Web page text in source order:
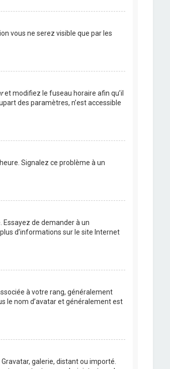
vous ne serez visible que par les
et modifiez le fuseau horaire afin qu’il
des paramètres, n’est accessible
Signalez ce problème à un
Essayez de demander à un
d’informations sur le site Internet
à votre rang, généralement
le nom d’avatar et généralement est
galerie, distant ou importé.